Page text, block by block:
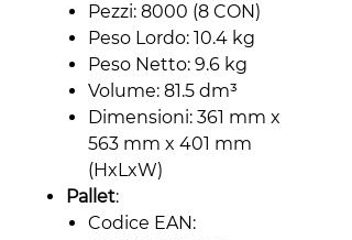
Pezzi: 8000 (8 CON)
Peso Lordo: 10.4 kg
Peso Netto: 9.6 kg
Volume: 81.5 dm³
Dimensioni: 361 mm x
563 mm x 401 mm
(HxLxW)
Pallet:
Codice EAN: